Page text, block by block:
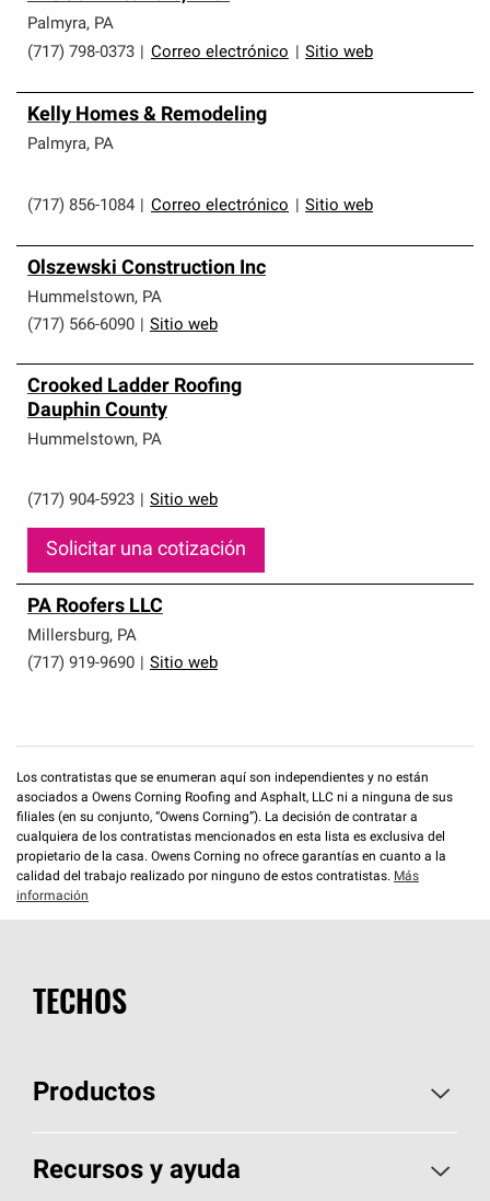
Palmyra, PA
(717) 798-0373
Correo electrónico Sitio web
Kelly Homes & Remodeling
Palmyra, PA
(717) 856-1084 Correo electrónico Sitio web
Olszewski Construction Inc
Hummelstown, PA
(717) 566-6090
Sitio web
Crooked Ladder Roofing
Dauphin County
Hummelstown, PA
(717) 904-5923 Sitio web
Solicitar una cotización
PA Roofers LLC
Millersburg, PA
(717) 919-9690
Sitio web
Los contratistas que se enumeran aquí son independientes y no están
asociados a Owens Corning Roofing and Asphalt, LLC ni a ninguna de sus
filiales (en su conjunto, “Owens Corning”). La decisión de contratar a
cualquiera de los contratistas mencionados en esta lista es exclusiva del
propietario de la casa. Owens Corning no ofrece garantías en cuanto a la
calidad del trabajo realizado por ninguno de estos contratistas. Más
información
TECHOS
Productos
Elija sus tejas
Recursos y ayuda